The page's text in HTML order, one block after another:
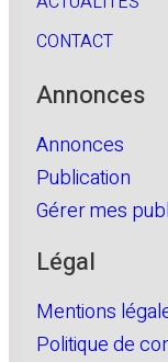
CONTACT
Annonces
Annonces
Publication
Gérer mes
Légal
Mentions
Politique de